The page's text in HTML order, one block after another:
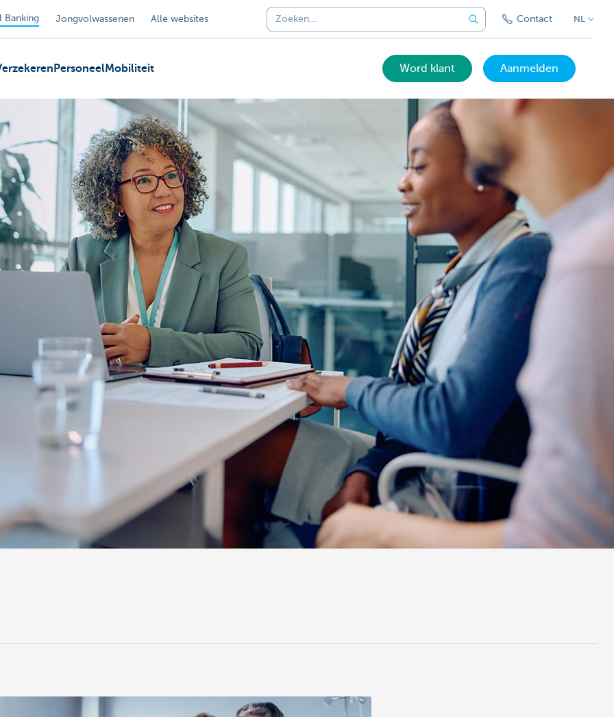
Banking Jongvolwassenen Alle websites Contact NL
PersoneelMobiliteit Word klant Aanmelden